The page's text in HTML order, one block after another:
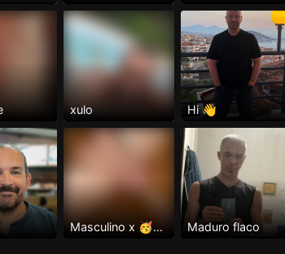
xulo Hi 👋
Masculino x 🥳💪🍆💦 Maduro flaco